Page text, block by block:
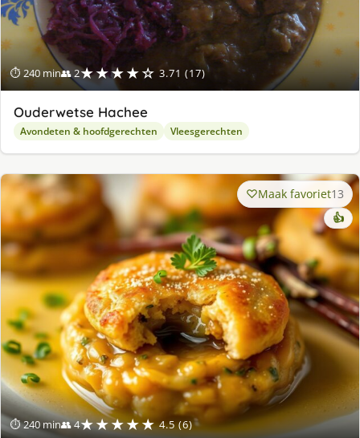
⏱ 240 min👥 2★★★★☆ 3.71 (17)
Ouderwetse Hachee
Avondeten & hoofdgerechten Vleesgerechten
⏱ 240 min👥 4★★★★★ 4.5 (6)
Maak favoriet13
👍